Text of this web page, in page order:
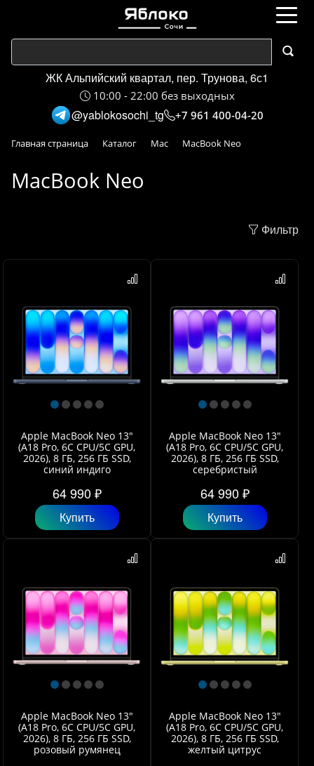
ЖК Альпийский квартал, пер. Трунова, 6с1
10:00 - 22:00 без выходных
@yablokosochi_tg +7 961 400-04-20
Главная страница Каталог Mac MacBook Neo
MacBook Neo
Фильтр
Apple MacBook Neo 13"
(A18 Pro, 6C СPU/5С GPU,
2026), 8 ГБ, 256 ГБ SSD,
синий индиго
64 990 ₽
Купить
Apple MacBook Neo 13"
(A18 Pro, 6C СPU/5С GPU,
2026), 8 ГБ, 256 ГБ SSD,
серебристый
64 990 ₽
Купить
Apple MacBook Neo 13"
(A18 Pro, 6C СPU/5С GPU,
2026), 8 ГБ, 256 ГБ SSD,
розовый румянец
Apple MacBook Neo 13"
(A18 Pro, 6C СPU/5С GPU,
2026), 8 ГБ, 256 ГБ SSD,
желтый цитрус